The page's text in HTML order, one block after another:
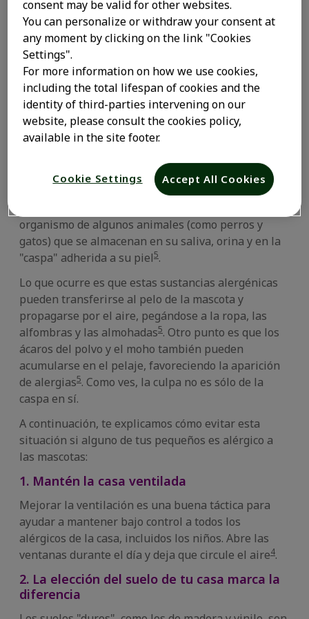
pequeñas criaturas tan especiales3.
Sin embargo, cuando se trata de niños alérgicos, es
importante que los padres se preocupen de crear
un entorno que no favorezca la proliferación de los
alérgenos presentes en los animales de compañía
. También es importante tener cuidado cuando se
tienen mascotas y cuando los niños entran en
contacto con ellas
, además de contar con el apoyo
Todo esto es necesario porque los niños pueden ser
organismo de algunos animales (como perros y
gatos) que se almacenan en su saliva, orina y en la
"caspa" adherida a su piel5.
Lo que ocurre es que estas sustancias alergénicas
pueden transferirse al pelo de la mascota y
propagarse por el aire, pegándose a la ropa, las
alfombras y las almohadas5. Otro punto es que los
ácaros del polvo y el moho también pueden
acumularse en el pelaje, favoreciendo la aparición
de alergias5. Como ves, la culpa no es sólo de la
caspa en sí.
A continuación, te explicamos cómo evitar esta
situación si alguno de tus pequeños es alérgico a
las mascotas:
1. Mantén la casa ventilada
Mejorar la ventilación es una buena táctica para
ayudar a mantener bajo control a todos los
alérgicos de la casa, incluidos los niños. Abre las
ventanas durante el día y deja que circule el aire4.
2. La elección del suelo de tu casa marca la
diferencia
consent may be valid for other websites.
You can personalize or withdraw your consent at
any moment by clicking on the link "Cookies
Settings".
For more information on how we use cookies,
including the total lifespan of cookies and the
identity of third-parties intervening on our
website, please consult the cookies policy,
available in the site footer.
Cookie Settings Accept All Cookies